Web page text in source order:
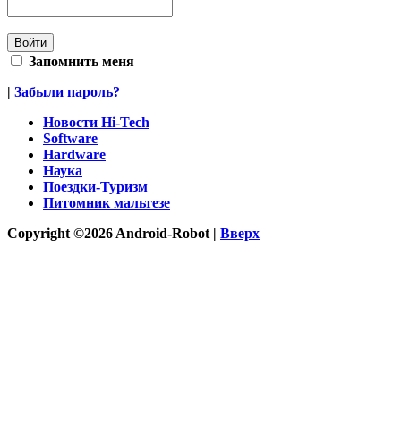
Запомнить меня
| Забыли пароль?
Новости Hi-Tech
Software
Hardware
Наука
Поездки-Туризм
Питомник мальтезе
Copyright ©2026 Android-Robot | Вверх